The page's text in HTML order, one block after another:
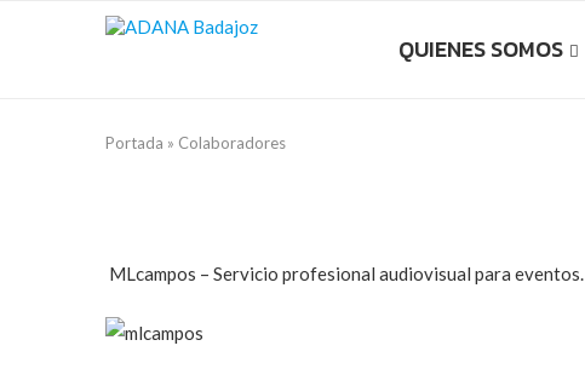
QUIENES SOMOS
Portada » Colaboradores
MLcampos – Servicio profesional audiovisual para eventos.